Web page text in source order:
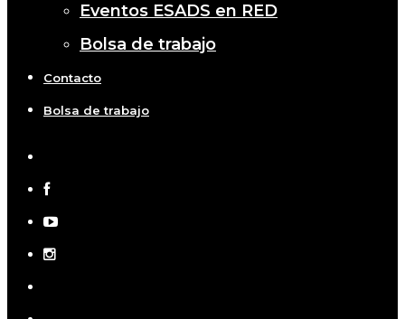
Eventos ESADS en RED
Bolsa de trabajo
Contacto
Bolsa de trabajo
twitter
facebook
youtube
instagram